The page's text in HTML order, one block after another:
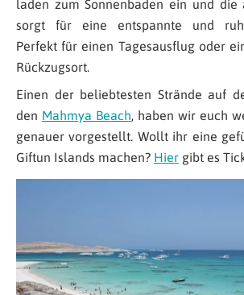
laden zum Sonnenbaden ein und die
sorgt für eine entspannte und
Perfekt für einen Tagesausflug oder
Rückzugsort.
Einen der beliebtesten Strände auf
den Mahmya Beach, haben wir euch
genauer vorgestellt. Wollt ihr eine
Giftun Islands machen? Hier gibt es